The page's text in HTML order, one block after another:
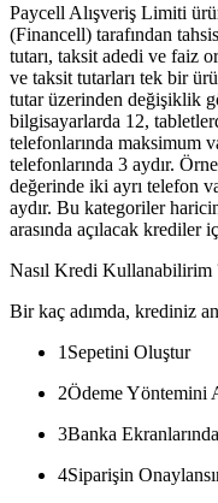
Paycell Alışveriş Limiti
(Financell) tarafından
tutarı, taksit adedi ve faiz
ve taksit tutarları tek bir
tutar üzerinden değişiklik
bilgisayarlarda 12,
telefonlarında maksimum
telefonlarında 3 aydır.
değerinde iki ayrı telefon
aydır. Bu kategoriler
arasında açılacak krediler
Nasıl Kredi Kullanabilirim
Bir kaç adımda, krediniz
1 Sepetini Oluştur
2Ödeme Yöntemini
3Banka
4Siparişin